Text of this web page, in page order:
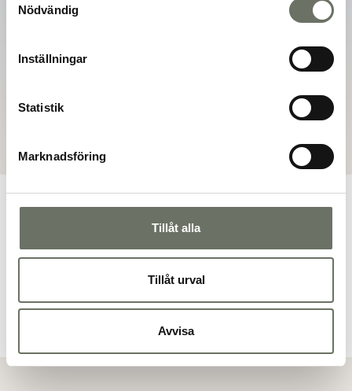
Nödvändig
Inställningar
Statistik
Marknadsföring
Tillåt alla
Tillåt urval
Avvisa
Norrtälje
Dokument
Bofaktablad
Planritning